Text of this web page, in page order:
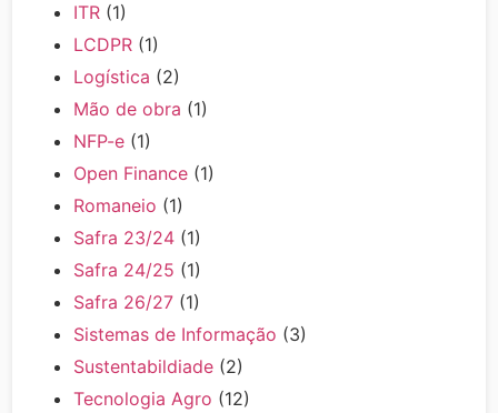
ITR (1)
LCDPR (1)
Logística (2)
Mão de obra (1)
NFP-e (1)
Open Finance (1)
Romaneio (1)
Safra 23/24 (1)
Safra 24/25 (1)
Safra 26/27 (1)
Sistemas de Informação (3)
Sustentabildiade (2)
Tecnologia Agro (12)